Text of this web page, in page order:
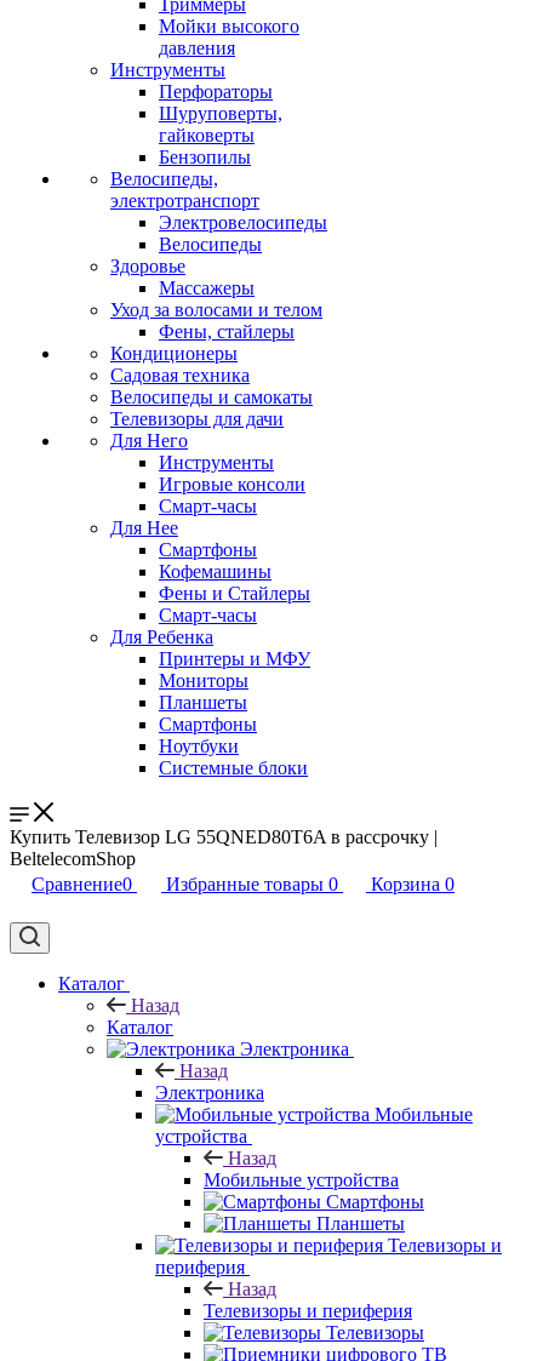
Триммеры
Мойки высокого
давления
Инструменты
Перфораторы
Шуруповерты,
гайковерты
Бензопилы
Велосипеды,
электротранспорт
Электровелосипеды
Велосипеды
Здоровье
Массажеры
Уход за волосами и телом
Фены, стайлеры
Кондиционеры
Садовая техника
Велосипеды и самокаты
Телевизоры для дачи
Для Него
Инструменты
Игровые консоли
Смарт-часы
Для Нее
Смартфоны
Кофемашины
Фены и Стайлеры
Смарт-часы
Для Ребенка
Принтеры и МФУ
Мониторы
Планшеты
Смартфоны
Ноутбуки
Системные блоки
Купить Телевизор LG 55QNED80T6A в рассрочку |
BeltelecomShop
Сравнение0 Избранные товары 0 Корзина 0
Каталог
Назад
Каталог
Электроника
Назад
Электроника
Мобильные
устройства
Назад
Мобильные устройства
Смартфоны
Планшеты
Телевизоры и
периферия
Назад
Телевизоры и периферия
Телевизоры